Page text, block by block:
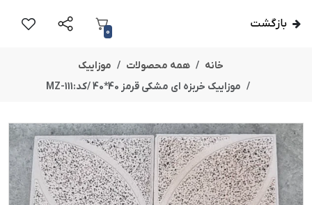
بازگشت
0
خانه همه محصولات
موزاییک
موزاییک خربزه ای مشکی قرمز 40*40 /کد:MZ-111